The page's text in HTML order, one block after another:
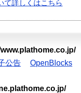
て詳しくはこちら
公告 OpenBlocks